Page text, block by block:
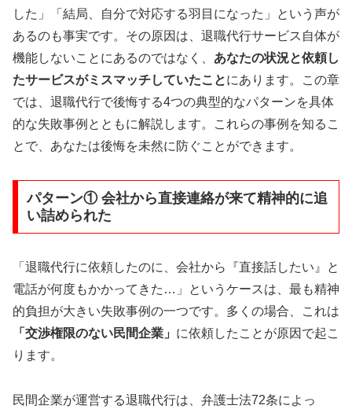
した」「結局、自分で対応する羽目になった」という声が
あるのも事実です。その原因は、退職代行サービス自体が
機能しないことにあるのではなく、 あなたの状況と依頼し
たサービスがミスマッチしていたことにあります。この章
では、退職代行で後悔する4つの典型的なパターンを具体
的な失敗事例とともに解説します。これらの事例を知るこ
とで、あなたは後悔を未然に防ぐことができます。
パターン① 会社から直接連絡が来て精神的に追
い詰められた
「退職代行に依頼したのに、会社から『直接話したい』と
電話が何度もかかってきた…」というケースは、最も精神
的負担が大きい失敗事例の一つです。多くの場合、これは
「交渉権限のない民間企業」 に依頼したことが原因で起こ
ります。
民間企業が運営する退職代行は、弁護士法72条によっ